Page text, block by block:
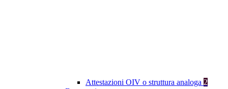
Attestazioni OIV o struttura analoga 2